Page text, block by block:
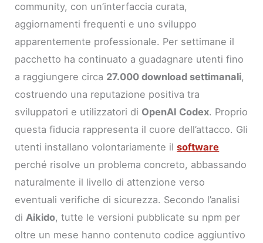
community, con un’interfaccia curata,
aggiornamenti frequenti e uno sviluppo
apparentemente professionale. Per settimane il
pacchetto ha continuato a guadagnare utenti fino
a raggiungere circa 27.000 download settimanali,
costruendo una reputazione positiva tra
sviluppatori e utilizzatori di OpenAI Codex. Proprio
questa fiducia rappresenta il cuore dell’attacco. Gli
utenti installano volontariamente ilsoftware
perché risolve un problema concreto, abbassando
naturalmente il livello di attenzione verso
eventuali verifiche di sicurezza. Secondo l’analisi
diAikido, tutte le versioni pubblicate su npm per
oltre un mese hanno contenuto codice aggiuntivo